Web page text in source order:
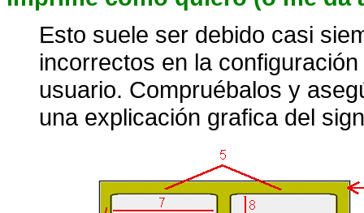
Esto suele ser debido casi
incorrectos en la
usuario. Compruébalos y
una explicación grafica del